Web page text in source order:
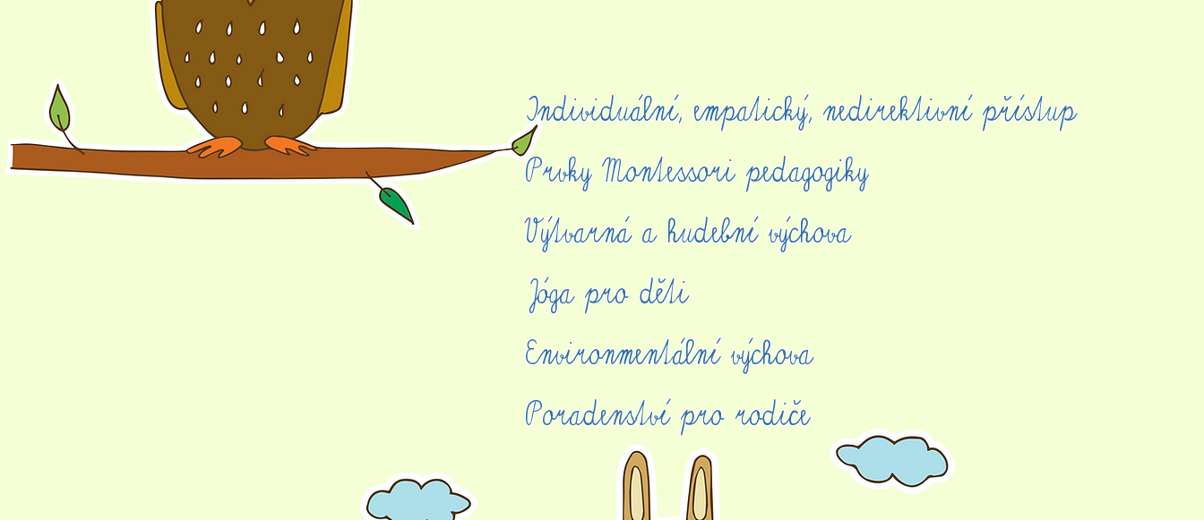
Individuální, empatický, nedirektivnípřístup
Prvky Montessori pedagogiky
Výtvarná a hudební výchova
Jóga pro děti
Environmentální výchova
Poradenství pro rodiče